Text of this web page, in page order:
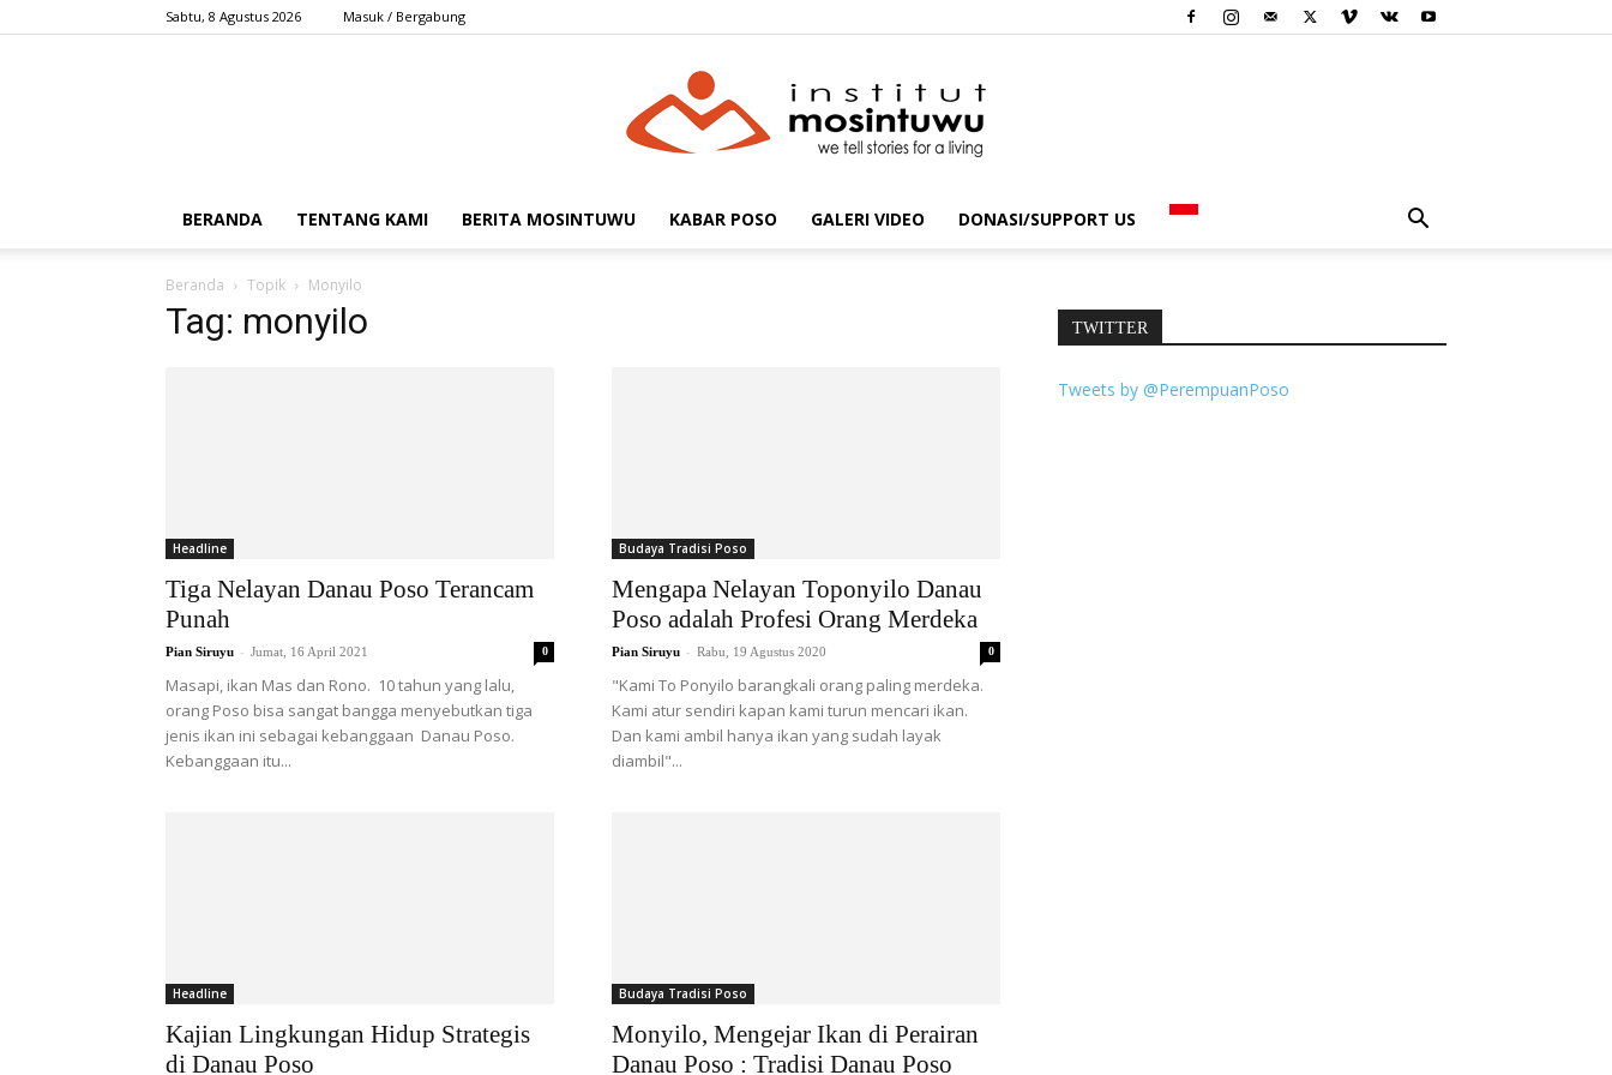
Sabtu, 8 Agustus 2026 Masuk / Bergabung
BERANDA TENTANG KAMI BERITA MOSINTUWU KABAR POSO GALERI VIDEO DONASI/SUPPORT US
Beranda Topik Monyilo
Tag: monyilo
Headline
Tiga Nelayan Danau Poso Terancam
Punah
Pian Siruyu - Jumat, 16 April 2021 0
Masapi, ikan Mas dan Rono. 10 tahun yang lalu,
orang Poso bisa sangat bangga menyebutkan tiga
jenis ikan ini sebagai kebanggaan Danau Poso.
Kebanggaan itu...
Budaya Tradisi Poso
Mengapa Nelayan Toponyilo Danau
Poso adalah Profesi Orang Merdeka
Pian Siruyu - Rabu, 19 Agustus 2020 0
"Kami To Ponyilo barangkali orang paling merdeka.
Kami atur sendiri kapan kami turun mencari ikan.
Dan kami ambil hanya ikan yang sudah layak
diambil"...
Headline
Kajian Lingkungan Hidup Strategis
di Danau Poso
Budaya Tradisi Poso
Monyilo, Mengejar Ikan di Perairan
Danau Poso : Tradisi Danau Poso
TWITTER
Tweets by @PerempuanPoso